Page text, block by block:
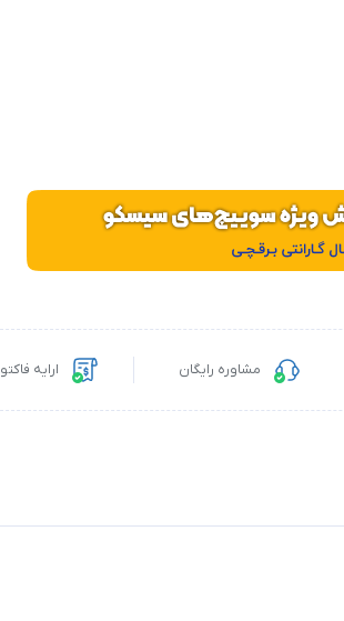
مشاوره رایگان ارایه